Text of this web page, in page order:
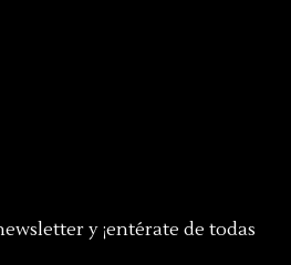
y ¡entérate de todas